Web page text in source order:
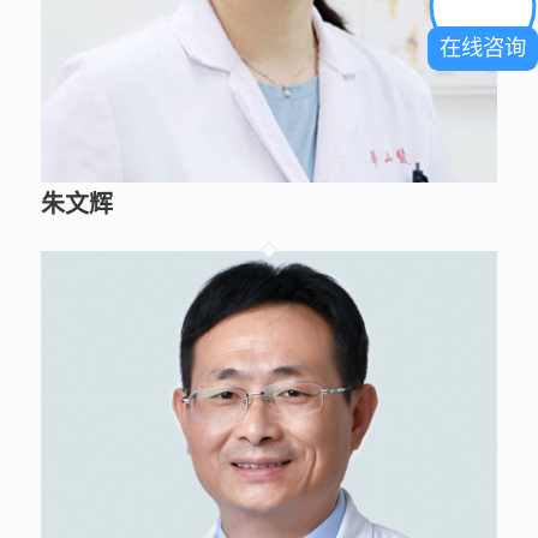
朱文辉
在线咨询